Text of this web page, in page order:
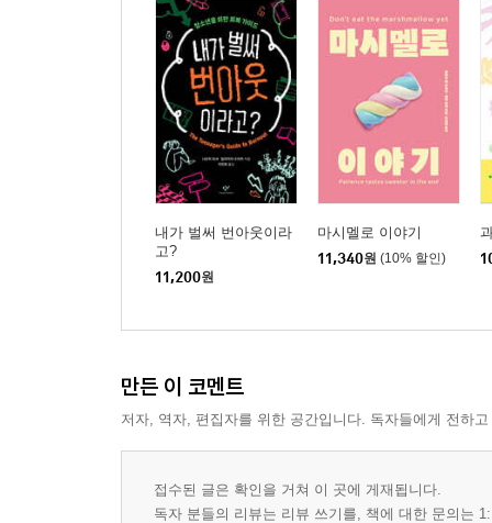
내가 벌써 번아웃이라
고?
11,200원
마시멜로 이야기
11,340원 (10% 할인)
만든 이 코멘트
저자, 역자, 편집자를 위한 공간입니다. 독자들에게 전하
접수된 글은 확인을 거쳐 이 곳에 게재됩니다.
독자 분들의 리뷰는 리뷰 쓰기를, 책에 대한 문의는